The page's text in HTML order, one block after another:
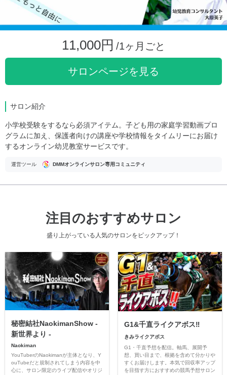
11,000円 /1ヶ月ごと
サロンページを見る
サロン紹介
小学校受験をするなら必須アイテム。子ども用の家庭学習動画プロ
グラムに加え、保護者向けの講座や学校情報をタイムリーにお届け
するオンライン幼児教室サービスです。
運営ツール DMMオンラインサロン専用コミュニティ
注目のおすすめサロン
盛り上がっている人気のサロンをピックアップ！
秘密結社NaokimanShow -
新世界より -
Naokiman
YouTuberのNaokimanが主体となり、Y
ouTubeだと規制されてしまう内容を中
心に、サロン限定のライブ配信やオリジ
G1&千直ライクアボス‼️
きみライクアボス
G1・千直予想を配信。軸馬、展開予
想、買い目まで、根拠を含めて分かりや
すくお届けします。本気で回収率アップ
を目指す方におすすめの競馬予想サロン